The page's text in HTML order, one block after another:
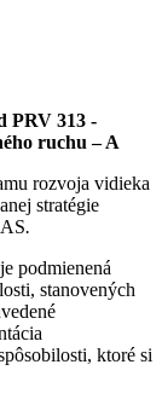
PRV 313 -
ruchu – A
rozvoja vidieka
stratégie
.
podmienená
stanovených
ktoré si